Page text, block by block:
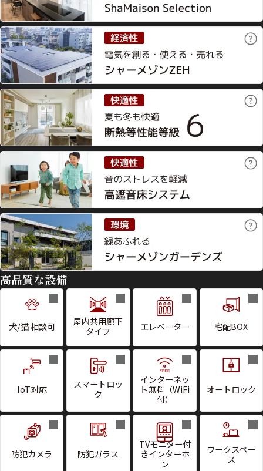
高品質な設備
犬/猫 相談可
屋内共用廊下
タイプ
エレベーター 宅配BOX
IoT対応
スマートロッ
ク
インターネッ
ト無料（WiFi
付）
オートロック
防犯カメラ 防犯ガラス
TVモニター付
きインターホ
ン
ワークスペー
ス